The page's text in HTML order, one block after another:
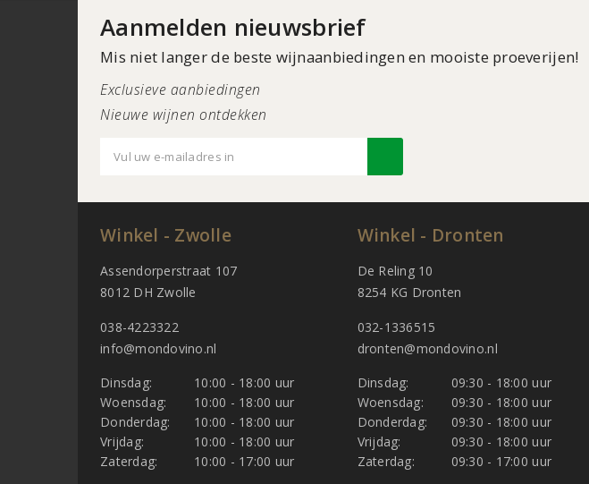
Aanmelden nieuwsbrief
Mis niet langer de beste wijnaanbiedingen en mooiste proeverijen!
Exclusieve aanbiedingen
Nieuwe wijnen ontdekken
Winkel - Zwolle
Assendorperstraat 107
8012 DH Zwolle
038-4223322
info@mondovino.nl
Dinsdag:
10:00 - 18:00 uur
Woensdag:
10:00 - 18:00 uur
Donderdag:
10:00 - 18:00 uur
Vrijdag:
10:00 - 18:00 uur
Zaterdag:
10:00 - 17:00 uur
Winkel - Dronten
De Reling 10
8254 KG Dronten
032-1336515
dronten@mondovino.nl
Dinsdag:
09:30 - 18:00 uur
Woensdag:
09:30 - 18:00 uur
Donderdag:
09:30 - 18:00 uur
Vrijdag:
09:30 - 18:00 uur
Zaterdag:
09:30 - 17:00 uur